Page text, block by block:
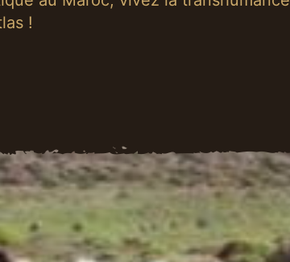
!